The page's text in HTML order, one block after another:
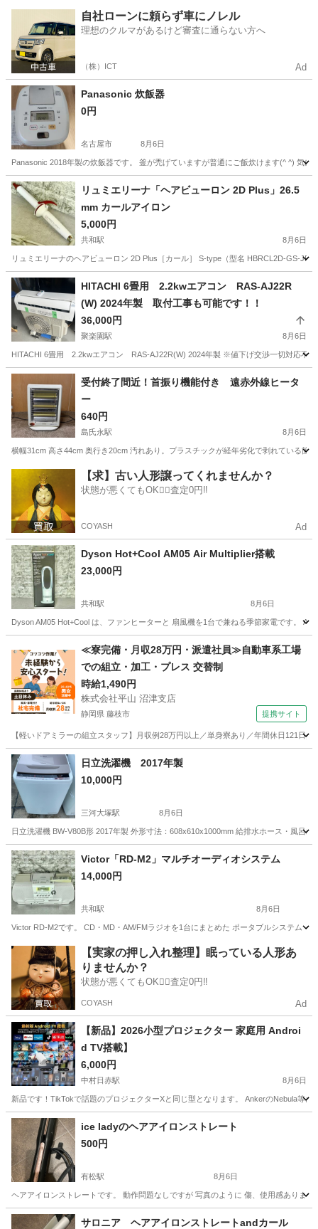
その他
自社ローンに頼らず車にノレル
理想のクルマがあるけど審査に通らない方へ
（株）ICT Ad
Panasonic 炊飯器
0円
名古屋市 8月6日
Panasonic 2018年製の炊飯器です。 釜が禿げていますが普通にご飯炊けます(^ ^) 気
愛知 名古屋市 キッチン家電 Panasonic
リュミエリーナ「ヘアビューロン 2D Plus」26.5
mm カールアイロン
5,000円
共和駅 8月6日
リュミエリーナのヘアビューロン 2D Plus［カール］ S-type（型名 HBRCL2D-GS-
愛知 大府市 家電
HITACHI 6畳用 2.2kwエアコン RAS-AJ22R
(W) 2024年製 取付工事も可能です！！
36,000円
聚楽園駅 8月6日
HITACHI 6畳用 2.2kwエアコン RAS-AJ22R(W) 2024年製 ※値下げ交渉一切対応不
愛知 東海市 聚楽園駅 季節、空調家電 RAS
受付終了間近！首振り機能付き 遠赤外線ヒータ
ー
640円
島氏永駅 8月6日
横幅31cm 高さ44cm 奥行き20cm 汚れあり。プラスチックが経年劣化で剥れている箇
島氏永駅 季節、空調家電 プラスチック
【求】古い人形譲ってくれませんか？
状態が悪くてもOK🙆‍♀️査定0円‼️
COYASH Ad
Dyson Hot+Cool AM05 Air Multiplier搭載
23,000円
共和駅 8月6日
Dyson AM05 Hot+Cool は、ファンヒーターと 扇風機を1台で兼ねる季節家電です。
共和駅 家電
≪寮完備・月収28万円・派遣社員≫自動車系工場
での組立・加工・プレス 交替制
時給1,490円
株式会社平山 沼津支店
静岡県 藤枝市 提携サイト
【軽いドアミラーの組立スタッフ】月収例28万円以上／単身寮あり／年間休日121
静岡 藤枝市 その他
日立洗濯機 2017年製
10,000円
三河大塚駅 8月6日
日立洗濯機 BW-V80B形 2017年製 外形寸法：608x610x1000mm 給排水ホース・風呂
愛知 蒲郡市 三河大塚駅 x61
Victor「RD-M2」マルチオーディオシステム
14,000円
共和駅 8月6日
Victor RD-M2です。 CD・MD・AM/FMラジオを1台にまとめた ポータブルシステム
愛知 大府市 共和駅 家電
【実家の押し入れ整理】眠っている人形あ
りませんか？
状態が悪くてもOK🙆‍♀️査定0円‼️
COYASH Ad
【新品】2026小型プロジェクター 家庭用 Androi
d TV搭載】
6,000円
中村日赤駅 8月6日
新品です！TikTokで話題のプロジェクターXと同じ型となります。 AnkerのNebula等
愛知 名古屋市 プロジェクター、ホームシアター
プロジェクター
ice ladyのヘアアイロンストレート
500円
有松駅 8月6日
ヘアアイロンストレートです。 動作問題なしですが 写真のように 傷、使用感あります
愛知 名古屋市 美容家電
サロニア ヘアアイロンストレートandカール